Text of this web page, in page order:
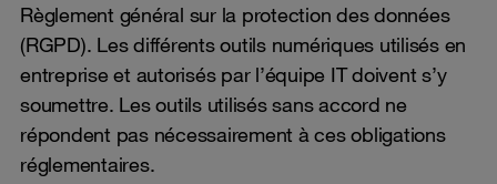
Règlement général sur la protection des données
(RGPD). Les différents outils numériques utilisés en
entreprise et autorisés par l’équipe IT doivent s’y
soumettre. Les outils utilisés sans accord ne
répondent pas nécessairement à ces obligations
réglementaires.